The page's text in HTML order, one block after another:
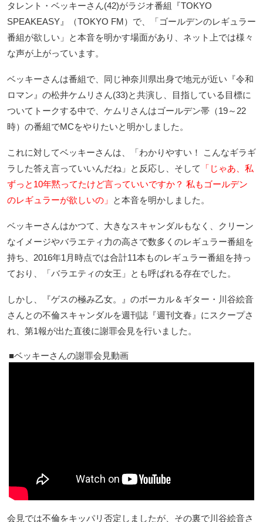
タレント・ベッキーさん(42)がラジオ番組『TOKYO
SPEAKEASY』（TOKYO FM）で、「ゴールデンのレギュラー
番組が欲しい」と本音を明かす場面があり、ネット上では様々
な声が上がっています。
ベッキーさんは番組で、同じ神奈川県出身で地元が近い『令和
ロマン』の松井ケムリさん(33)と共演し、目指している目標に
ついてトークする中で、ケムリさんはゴールデン帯（19～22
時）の番組でMCをやりたいと明かしました。
これに対してベッキーさんは、「わかりやすい！ こんなギラギ
ラした答え言っていいんだね」と反応し、そして
「じゃあ、私
ずっと10年黙ってたけど言っていいですか？ 私もゴールデン
のレギュラーが欲しいの」
と本音を明かしました。
ベッキーさんはかつて、大きなスキャンダルもなく、クリーン
なイメージやバラエティ力の高さで数多くのレギュラー番組を
持ち、2016年1月時点では合計11本ものレギュラー番組を持っ
ており、「バラエティの女王」とも呼ばれる存在でした。
しかし、『ゲスの極み乙女。』のボーカル＆ギター・川谷絵音
さんとの不倫スキャンダルを週刊誌『週刊文春』にスクープさ
れ、第1報が出た直後に謝罪会見を行いました。
ベッキーさんの謝罪会見動画
会見では不倫をキッパリ否定しましたが、その裏で川谷絵音さ